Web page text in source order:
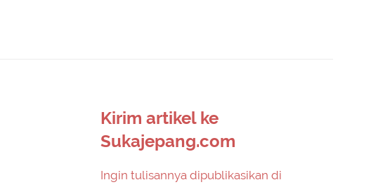
Kirim artikel ke
Sukajepang.com
Ingin tulisannya dipublikasikan di